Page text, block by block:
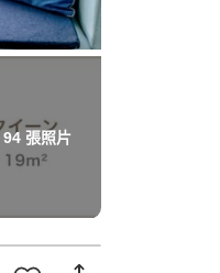
94張照片